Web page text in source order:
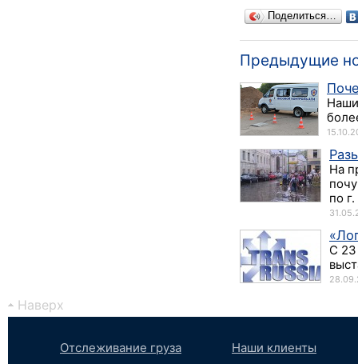
Поделиться…
Предыдущие
На
по г.
С 23
Наверх
Отслеживание груза
Наши клиенты